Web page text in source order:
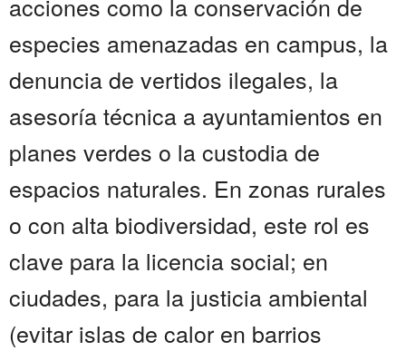
especies amenazadas en campus, la
denuncia de vertidos ilegales, la
asesoría técnica a ayuntamientos en
planes verdes o la custodia de
espacios naturales. En zonas rurales
o con alta biodiversidad, este rol es
clave para la licencia social; en
ciudades, para la justicia ambiental
(evitar islas de calor en barrios